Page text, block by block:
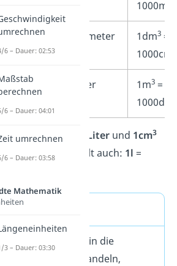
1000mm
3= l Kubikdezimeter 1dm3=
1000cm
3 Kubikmeter 1m3=
1000dm
1dm ist ein Liter und 1cm3
Milliliter. Also gilt auch: 1l =
du eine Einheit in die
umwandeln,
6 – Dauer: 02:53
6 – Dauer: 04:01
umrechnen
6 – Dauer: 03:58
Mathematik
3 – Dauer: 03:30